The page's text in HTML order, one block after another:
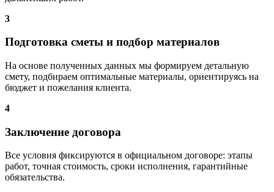
3
Подготовка сметы и подбор материалов
На основе полученных данных мы формируем детальную
смету, подбираем оптимальные материалы, ориентируясь на
бюджет и пожелания клиента.
4
Заключение договора
Все условия фиксируются в официальном договоре: этапы
работ, точная стоимость, сроки исполнения, гарантийные
обязательства.